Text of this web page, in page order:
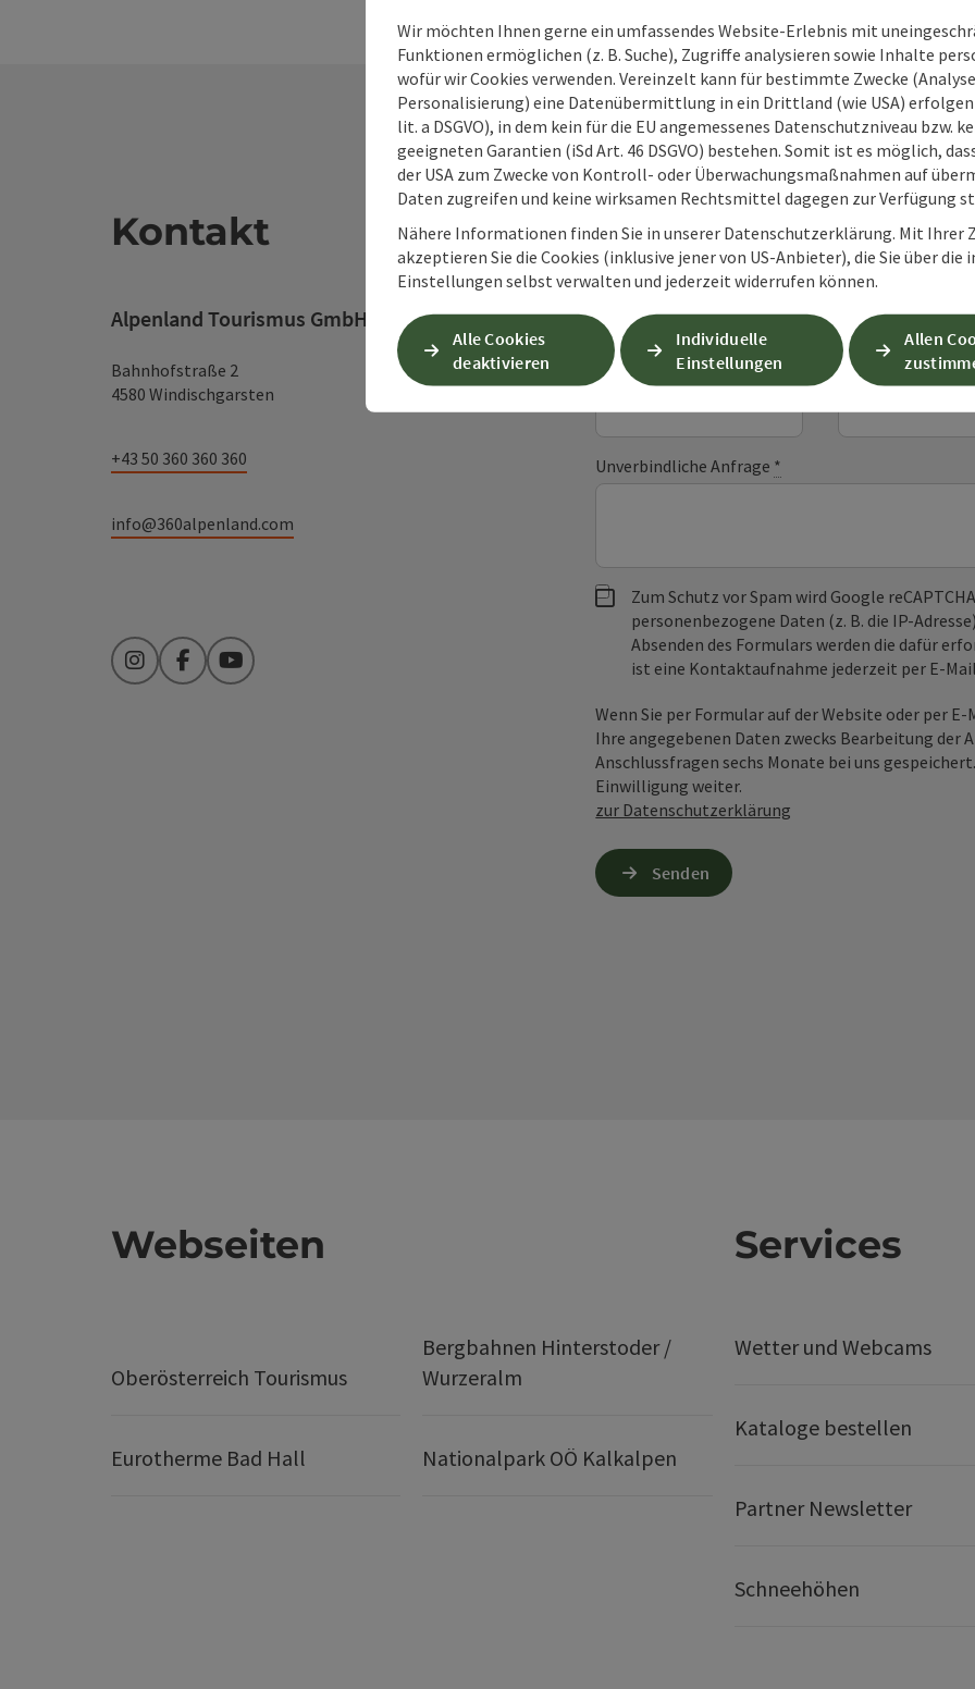
Kontakt
Alpenland Tourismus GmbH
Bahnhofstraße 2
4580 Windischgarsten
+43 50 360 360 360
info@360alpenland.com
InstagramFacebookYouTube
Unverbindliche
Felder mit*sind Pflichtfelder
Vorname Nachname
Unverbindliche Anfrage *
Zum Schutz vor Spam wird Google
personenbezogene Daten (z. B. die IP-
Absenden des Formulars werden die dafür
ist eine Kontaktaufnahme jederzeit per E-
Wenn Sie per Formular auf der Website oder per
Ihre angegebenen Daten zwecks Bearbeitung der
Anschlussfragen sechs Monate bei uns
Einwilligung weiter.
zur Datenschutzerklärung
Senden
Webseiten
Oberösterreich Tourismus
Bergbahnen Hinterstoder /
Wurzeralm
Eurotherme Bad Hall Nationalpark OÖ Kalkalpen
Services
Wetter und Webcams
Kataloge bestellen
Partner Newsletter
Schneehöhen
Wir möchten Ihnen gerne ein umfassendes Website-Erlebnis mit
Funktionen ermöglichen (z. B. Suche), Zugriffe analysieren sowie Inhalte
wofür wir Cookies verwenden. Vereinzelt kann für bestimmte Zwecke
Personalisierung) eine Datenübermittlung in ein Drittland (wie USA) erfolgen
lit. a DSGVO), in dem kein für die EU angemessenes Datenschutzniveau bzw.
geeigneten Garantien (iSd Art. 46 DSGVO) bestehen. Somit ist es möglich,
der USA zum Zwecke von Kontroll- oder Überwachungsmaßnahmen auf
Daten zugreifen und keine wirksamen Rechtsmittel dagegen zur Verfügung
Nähere Informationen finden Sie in unserer Datenschutzerklärung. Mit Ihrer
akzeptieren Sie die Cookies (inklusive jener von US-Anbieter), die Sie über die
Einstellungen selbst verwalten und jederzeit widerrufen können.
Alle Cookies
deaktivieren
Individuelle
Einstellungen
Allen